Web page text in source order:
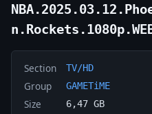
Section TV/HD
Group GAMETiME
Size 6,47 GB